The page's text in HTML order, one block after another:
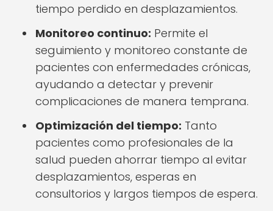
tiempo perdido en desplazamientos.
Monitoreo continuo: Permite el
seguimiento y monitoreo constante de
pacientes con enfermedades crónicas,
ayudando a detectar y prevenir
complicaciones de manera temprana.
Optimización del tiempo: Tanto
pacientes como profesionales de la
salud pueden ahorrar tiempo al evitar
desplazamientos, esperas en
consultorios y largos tiempos de espera.